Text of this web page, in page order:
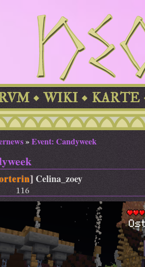
WIKI KARTE
»Event: Candyweek
]Celina_zoey
116